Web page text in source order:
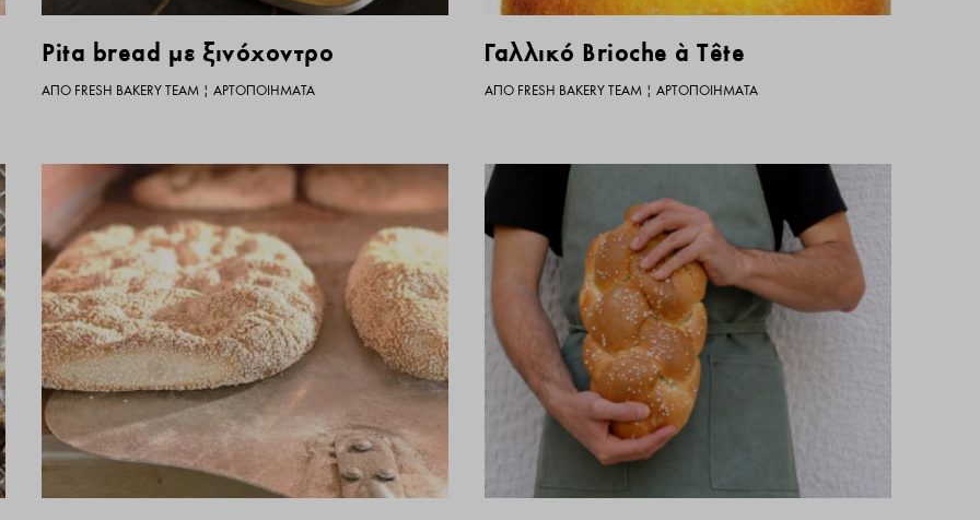
Pita bread με ξινόχοντρο
ΑΠΌ FRESH BAKERY TEAM |ΑΡΤΟΠΟΙΉΜΑΤΑ
Γαλλικό Brioche à Tête
ΑΠΌ FRESH BAKERY TEAM |ΑΡΤΟΠΟΙΉΜΑΤΑ